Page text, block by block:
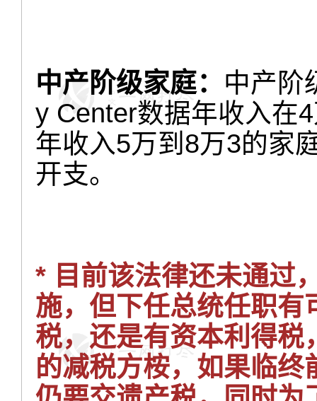
中产阶级家庭： 中产阶
y Center数据年收入在
年收入5万到8万3的家
开支。
* 目前该法律还未通过
施，但下任总统任职有
税，还是有资本利得税
的减税方桉，如果临